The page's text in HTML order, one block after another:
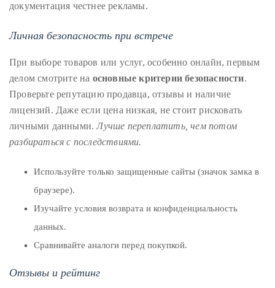
документация честнее рекламы.
Личная безопасность при встрече
При выборе товаров или услуг, особенно онлайн, первым
делом смотрите на основные критерии безопасности.
Проверьте репутацию продавца, отзывы и наличие
лицензий. Даже если цена низкая, не стоит рисковать
личными данными.Лучше переплатить, чем потом
разбираться с последствиями.
Используйте только защищенные сайты (значок замка в
браузере).
Изучайте условия возврата и конфиденциальность
данных.
Сравнивайте аналоги перед покупкой.
Отзывы и рейтинг